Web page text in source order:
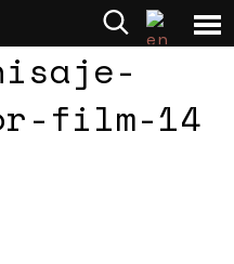
film-14